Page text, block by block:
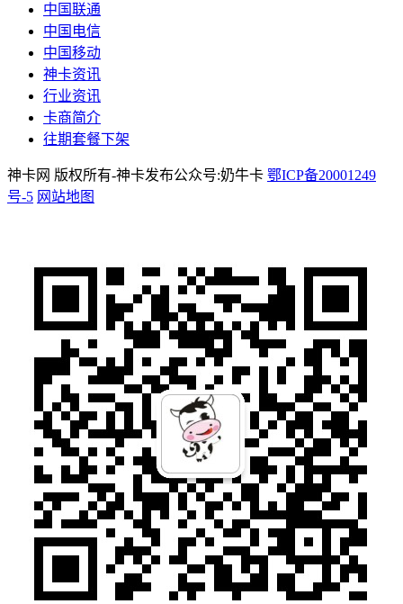
中国联通
中国电信
中国移动
神卡资讯
行业资讯
卡商简介
往期套餐下架
神卡网 版权所有-神卡发布公众号:奶牛卡 鄂ICP备20001249
号-5 网站地图